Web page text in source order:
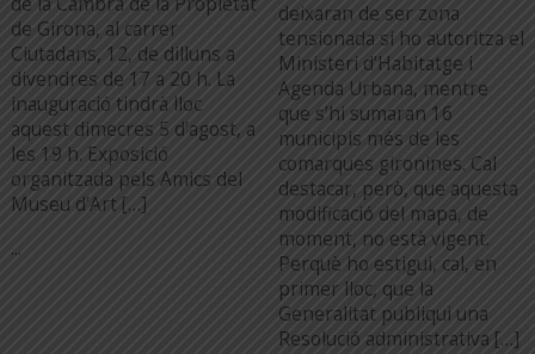
de Girona, al carrer
Ciutadans, 12, de dilluns a
divendres de 17 a 20 h. La
inauguració tindrà lloc
aquest dimecres 5 d’agost, a
les 19 h. Exposició
organitzada pels Amics del
Museu d’Art […]
...
deixaran de ser zona
tensionada si ho autoritza el
Ministeri d’Habitatge i
Agenda Urbana, mentre
que s’hi sumaran 16
municipis més de les
comarques gironines. Cal
destacar, però, que aquesta
modificació del mapa, de
moment, no està vigent.
Perquè ho estigui, cal, en
primer lloc, que la
Generalitat publiqui una
Resolució administrativa […]